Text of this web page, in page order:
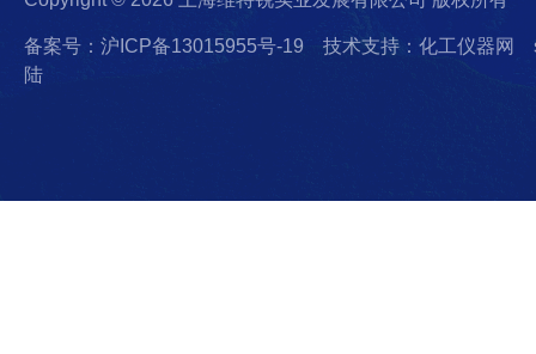
备案号：沪ICP备13015955号-19 技术支持：化工仪器网
陆